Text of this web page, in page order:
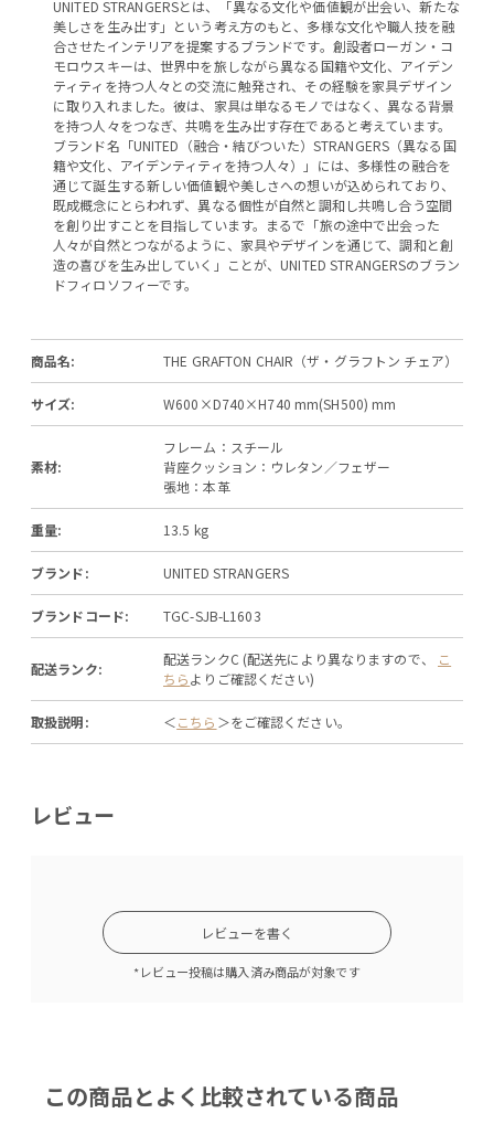
UNITED STRANGERSとは、「異なる文化や価値観が出会い、新たな
美しさを生み出す」という考え方のもと、多様な文化や職人技を融
合させたインテリアを提案するブランドです。創設者ローガン・コ
モロウスキーは、世界中を旅しながら異なる国籍や文化、アイデン
ティティを持つ人々との交流に触発され、その経験を家具デザイン
に取り入れました。彼は、家具は単なるモノではなく、異なる背景
を持つ人々をつなぎ、共鳴を生み出す存在であると考えています。
ブランド名「UNITED（融合・結びついた）STRANGERS（異なる国
籍や文化、アイデンティティを持つ人々）」には、多様性の融合を
通じて誕生する新しい価値観や美しさへの想いが込められており、
既成概念にとらわれず、異なる個性が自然と調和し共鳴し合う空間
を創り出すことを目指しています。まるで「旅の途中で出会った
人々が自然とつながるように、家具やデザインを通じて、調和と創
造の喜びを生み出していく」ことが、UNITED STRANGERSのブラン
ドフィロソフィーです。
商品名: THE GRAFTON CHAIR（ザ・グラフトン チェア）
サイズ: W600×D740×H740 mm(SH500) mm
素材:
フレーム：スチール
背座クッション：ウレタン／フェザー
張地：本革
重量: 13.5 kg
ブランド: UNITED STRANGERS
ブランドコード: TGC-SJB-L1603
配送ランク:
配送ランクC (配送先により異なりますので、
こ
ちらよりご確認ください)
取扱説明: ＜こちら ＞をご確認ください。
レビュー
レビューを書く
*レビュー投稿は購入済み商品が対象です
この商品とよく比較されている商品